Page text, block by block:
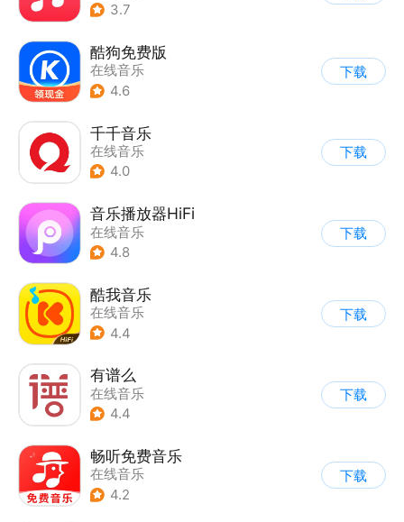
3.7
酷狗免费版
在线音乐
4.6
下载
千千音乐
在线音乐
4.0
下载
音乐播放器HiFi
在线音乐
4.8
下载
酷我音乐
在线音乐
4.4
下载
有谱么
在线音乐
4.4
下载
畅听免费音乐
在线音乐
4.2
下载